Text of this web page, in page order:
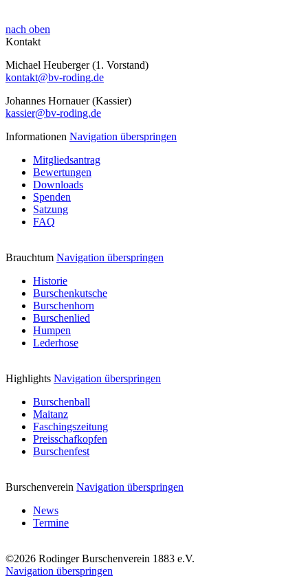
nach oben
Kontakt
Michael Heuberger (1. Vorstand)
kontakt@bv-roding.de
Johannes Hornauer (Kassier)
kassier@bv-roding.de
Informationen Navigation überspringen
Mitgliedsantrag
Bewertungen
Downloads
Spenden
Satzung
FAQ
Brauchtum Navigation überspringen
Historie
Burschenkutsche
Burschenhorn
Burschenlied
Humpen
Lederhose
Highlights Navigation überspringen
Burschenball
Maitanz
Faschingszeitung
Preisschafkopfen
Burschenfest
Burschenverein Navigation überspringen
News
Termine
©2026 Rodinger Burschenverein 1883 e.V.
Navigation überspringen